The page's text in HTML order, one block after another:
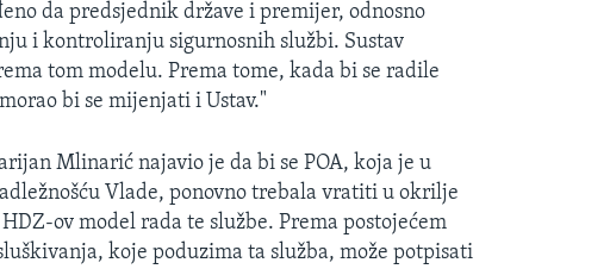
da predsjednik države i premijer, odnosno
i kontroliranju sigurnosnih službi. Sustav
tom modelu. Prema tome, kada bi se radile
bi se mijenjati i Ustav."
Mlinarić najavio je da bi se POA, koja je u
Vlade, ponovno trebala vratiti u okrilje
ov model rada te službe. Prema postojećem
koje poduzima ta služba, može potpisati